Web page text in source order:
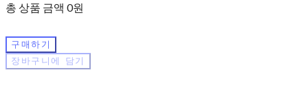
총 상품 금액 0원
구매하기
장바구니에 담기